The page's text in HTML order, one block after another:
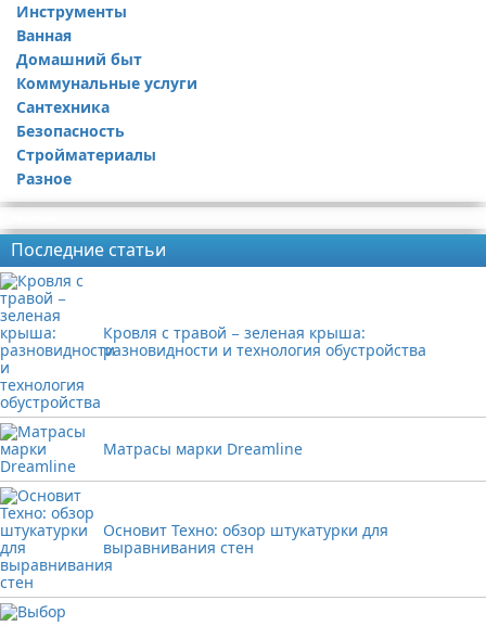
Ремонт дачи
Ремонт квартиры
Инструменты
Ванная
Домашний быт
Коммунальные услуги
Сантехника
Безопасность
Стройматериалы
Разное
Последние статьи
Кровля с травой − зеленая крыша:
разновидности и технология обустройства
Матрасы марки Dreamline
Основит Техно: обзор штукатурки для
выравнивания стен